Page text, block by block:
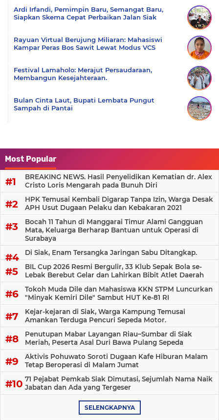
Ardi Irfandi, Pemimpin Baru, Semangat Baru,
Siapkan Skema Cepat Perbaikan Jalan Siak
Rayuan Virtual Berujung Miliaran: Mahasiswi
Kampar Peras Bos Sawit Lewat Modus VCS
Festival Lamaholo: Merajut Persaudaraan,
Membangun Kesejahteraan.
Bulan Cinta Laut, Bupati Lembata Pungut
Sampah di Pantai
Most Popular
BREAKING NEWS. Hasil Penyelidikan Kematian dr. Alex
Cristo Loris Mengarah pada Bunuh Diri
HPK Temusai Kembali Digarap Tanpa Izin, Warga Desak
APH Usut Dugaan Pelaku dan Kebakaran 2021
Bocah 11 Tahun di Manggarai Timur Alami Gangguan
Mata, Keluarga Berharap Bantuan untuk Operasi di
Surabaya
Di Siak, Enam Tersangka Jaringan Sabu Ditangkap.
BIL Cup 2026 Resmi Bergulir, 33 Klub Sepak Bola se-
Lebak Berebut Gelar dan Lahirkan Bibit Atlet Daerah
Tokoh Muda Dile dan Mahasiswa KKN STPM Luncurkan
"Minyak Kemiri Dile" Sambut HUT Ke-81 RI
Kejar-kejaran di Siak, Warga Kampung Temusai
Amankan Terduga Pencuri Sepeda Motor.
Penutupan Mabar Layangan Riau–Sumbar di Siak
Meriah, Peserta Asal Duri Bawa Pulang Sepeda
Aktivis Pohuwato Soroti Dugaan Kafe Hiburan Malam
Tetap Beroperasi di Malam Jumat
71 Pejabat Pemkab Siak Dimutasi, Sejumlah Nama Naik
Jabatan dan Ada yang Tergeser
SELENGKAPNYA